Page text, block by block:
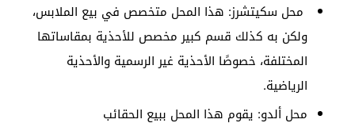
محل سكيتشرز: هذا المحل متخصص في بيع الملابس،
ولكن به كذلك قسم كبير مخصص للأحذية بمقاساتها
المختلفة، خصوصًا الأحذية غير الرسمية والأحذية
الرياضية.
محل ألدو: يقوم هذا المحل ببيع الحقائب